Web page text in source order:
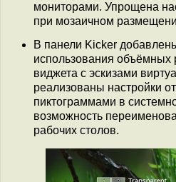
мониторами. Упрощена
при мозаичном
В панели Kicker
использования объёмных
виджета с эскизами
реализованы настройки
пиктограммами в
возможность
рабочих столов.